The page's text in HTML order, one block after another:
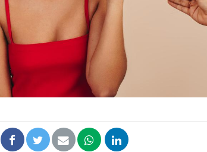
naturel attire l'attention
des chercheurs